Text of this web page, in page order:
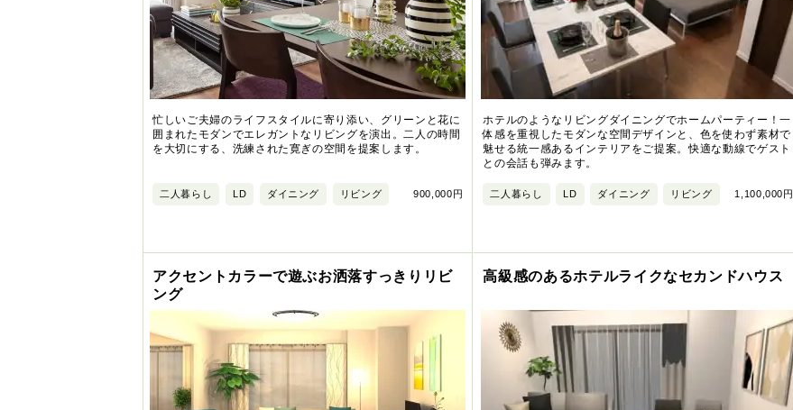
忙しいご夫婦のライフスタイルに寄り添い、グリーンと花に
囲まれたモダンでエレガントなリビングを演出。二人の時間
を大切にする、洗練された寛ぎの空間を提案します。
900,000円
二人暮らし LD ダイニング リビング
ホテルのようなリビングダイニングでホームパーティー！一
体感を重視したモダンな空間デザインと、色を使わず素材で
魅せる統一感あるインテリアをご提案。快適な動線でゲスト
との会話も弾みます。
1,100,000円
二人暮らし LD ダイニング リビング
アクセントカラーで遊ぶお洒落すっきりリビ
ング
高級感のあるホテルライクなセカンドハウス